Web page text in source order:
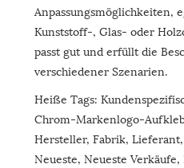
Anpassungsmöglichkeiten,
Kunststoff-, Glas- oder
passt gut und erfüllt die
verschiedener Szenarien.
Heiße Tags:
Chrom-Markenlogo-
Hersteller, Fabrik,
Neueste, Neueste